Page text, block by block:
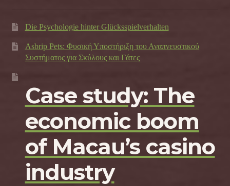
Die Psychologie hinter Glücksspielverhalten
Asbrip Pets: Φυσική Υποστήριξη του Αναπνευστικού
Συστήματος για Σκύλους και Γάτες
Case study: The
economic boom
of Macau’s casino
industry